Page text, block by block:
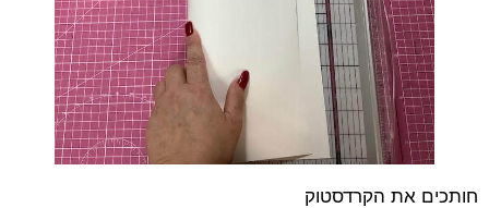
חותכים את הקרדסטוק